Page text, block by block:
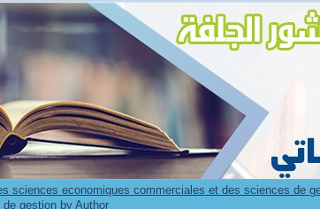
economiques commerciales et des sciences de
sciences economiques commerciales et des sciences de
gestion by Author